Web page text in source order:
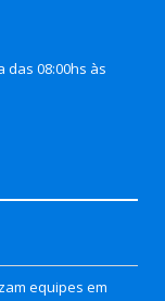
das 08:00hs às
equipes em